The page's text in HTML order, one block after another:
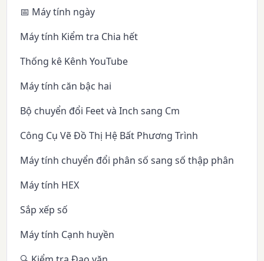
📅 Máy tính ngày
Máy tính Kiểm tra Chia hết
Thống kê Kênh YouTube
Máy tính căn bậc hai
Bộ chuyển đổi Feet và Inch sang Cm
Công Cụ Vẽ Đồ Thị Hệ Bất Phương Trình
Máy tính chuyển đổi phân số sang số thập phân
Máy tính HEX
Sắp xếp số
Máy tính Cạnh huyền